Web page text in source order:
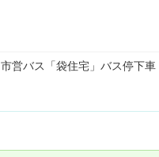
市営バス「袋住宅」バス停下